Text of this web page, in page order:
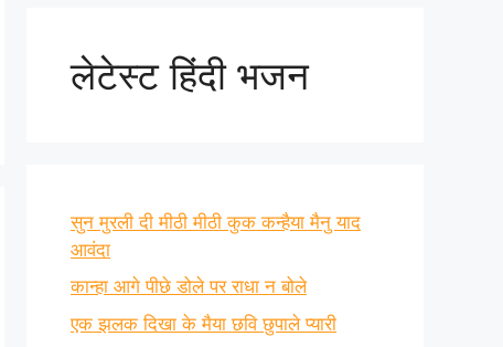
लेटेस्ट हिंदी भजन
सुन मुरली दी मीठी मीठी कुक कन्हैया मैनु याद
आवंदा
कान्हा आगे पीछे डोले पर राधा न बोले
एक झलक दिखा के मैया छवि छुपाले प्यारी